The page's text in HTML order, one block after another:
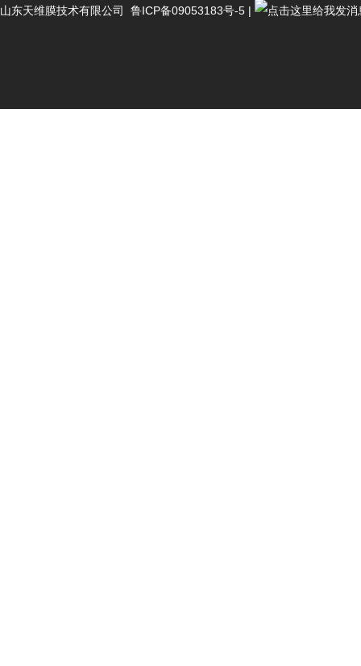
山东天维膜技术有限公司
鲁ICP备09053183号-5 |